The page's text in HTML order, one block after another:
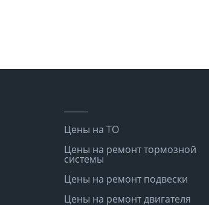
Цены на ТО
Цены на ремонт тормозной
системы
Цены на ремонт подвески
Цены на ремонт двигателя